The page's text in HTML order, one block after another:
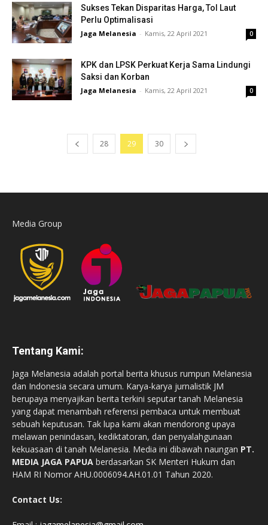
Sukses Tekan Disparitas Harga, Tol Laut
Perlu Optimalisasi
Jaga Melanesia - Kamis, 22 April 2021 0
KPK dan LPSK Perkuat Kerja Sama Lindungi
Saksi dan Korban
Jaga Melanesia - Kamis, 22 April 2021 0
28 29 30
Media Group
Tentang Kami:
Jaga Melanesia adalah portal berita khusus rumpun Melanesia
dan Indonesia secara umum. Karya-karya jurnalistik JM
berupaya menyajikan berita terkini seputar tanah Melanesia
yang dapat menambah referensi pembaca untuk membuat
sebuah keputusan. Tak lupa kami akan mendorong upaya
melawan penindasan, kediktatoran, dan penyalahgunaan
kekuasaan di tanah Melanesia. Media ini dibawah naungan PT.
MEDIA JAGA PAPUA berdasarkan SK Menteri Hukum dan
HAM RI Nomor AHU.0006094.AH.01.01 Tahun 2020.
Contact Us: